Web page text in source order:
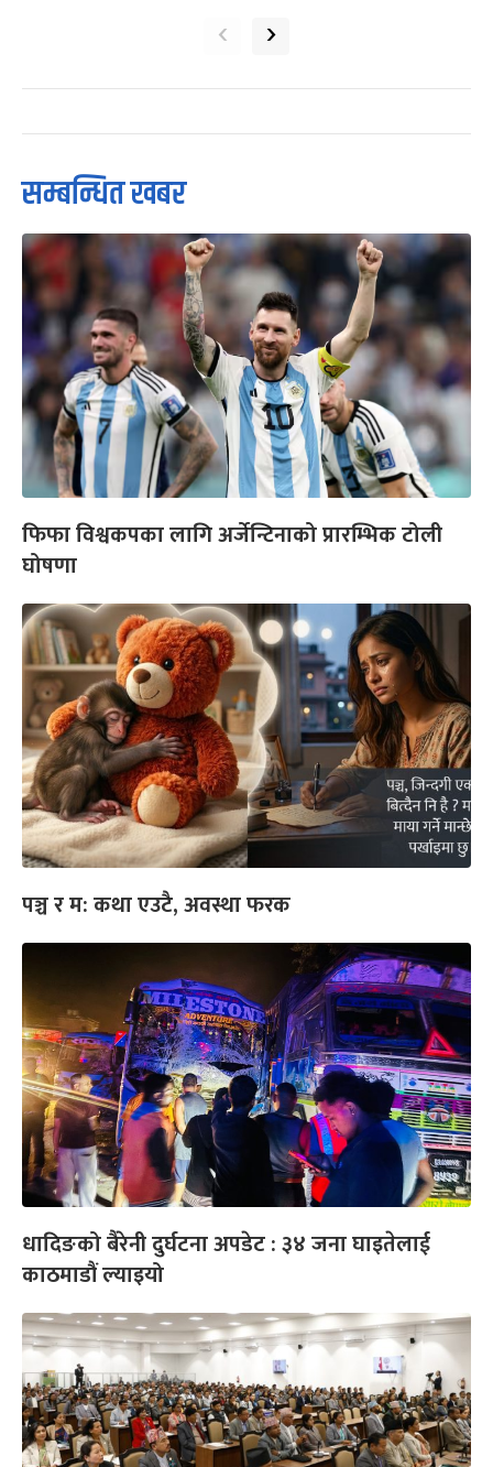
‹ ›
सम्बन्धित खबर
फिफा विश्वकपका लागि अर्जेन्टिनाको प्रारम्भिक टोली
घोषणा
पञ्च र म: कथा एउटै, अवस्था फरक
धादिङको बैरेनी दुर्घटना अपडेट : ३४ जना घाइतेलाई
काठमाडौं ल्याइयो